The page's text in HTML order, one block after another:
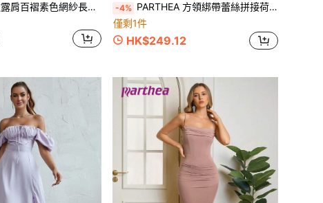
PARTHEA 女款露肩百褶素色網紗長洋裝
-4% PARTHEA 方領綁帶蕾絲拼接荷葉邊修身洋裝 優雅夏季
僅剩1件
HK$249.12